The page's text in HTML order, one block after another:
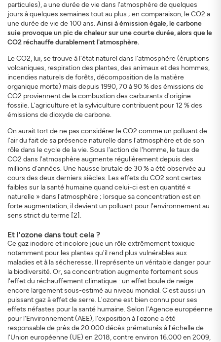
particules), a une durée de vie dans l'atmosphère de quelques
jours à quelques semaines tout au plus ; en comparaison, le CO2 a
une durée de vie de 100 ans. Ainsi à émission égale, le carbone
suie provoque un pic de chaleur sur une courte durée, alors que le
CO2 réchauffe durablement l'atmosphère.
Le CO2, lui, se trouve à l'état naturel dans l'atmosphère (éruptions
volcaniques, respiration des plantes, des animaux et des hommes,
incendies naturels de forêts, décomposition de la matière
organique morte) mais depuis 1990, 70 à 90 % des émissions de
CO2 proviennent de la combustion des carburants d'origine
fossile. L'agriculture et la sylviculture contribuent pour 12 % des
émissions de dioxyde de carbone.
On aurait tort de ne pas considérer le CO2 comme un polluant de
l'air du fait de sa présence naturelle dans l'atmosphère et de son
rôle dans le cycle de la vie. Sous l'action de l'homme, le taux de
CO2 dans l'atmosphère augmente régulièrement depuis des
millions d'années. Une hausse brutale de 30 % a été observée au
cours des deux derniers siècles. Les effets du CO2 sont certes
faibles sur la santé humaine quand celui-ci est en quantité «
naturelle » dans l'atmosphère ; lorsque sa concentration est en
forte augmentation, il devient un polluant pour l'environnement au
sens strict du terme [2].
Et l'ozone dans tout cela ?
Ce gaz inodore et incolore joue un rôle extrêmement toxique
notamment pour les plantes qu'il rend plus vulnérables aux
maladies et à la sécheresse. Il représente un véritable danger pour
la biodiversité. Or, sa concentration augmente fortement sous
l'effet du réchauffement climatique : un effet boule de neige
encore largement sous-estimé au niveau mondial. C'est aussi un
puissant gaz à effet de serre. L'ozone est bien connu pour ses
effets néfastes pour la santé humaine. Selon l'Agence européenne
pour l'Environnement (AEE), l'exposition à l'ozone a été
responsable de près de 20.000 décès prématurés à l'échelle de
l'Union européenne (UE) en 2018, contre environ 16.000 en 2009,